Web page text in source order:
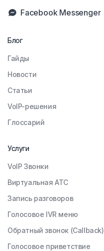
Facebook Messenger
Блог
Гайды
Новости
Статьи
VoIP-решения
Глоссарий
Услуги
VoIP Звонки
Виртуальная АТС
Запись разговоров
Голосовое IVR меню
Обратный звонок (Callback)
Голосовое приветствие